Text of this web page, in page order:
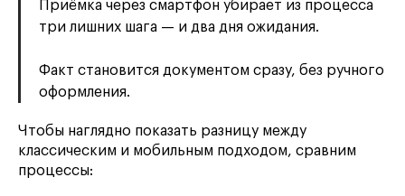
Приёмка через смартфон убирает из процесса
три лишних шага — и два дня ожидания.
Факт становится документом сразу, без ручного
оформления.
Чтобы наглядно показать разницу между
классическим и мобильным подходом, сравним
процессы: